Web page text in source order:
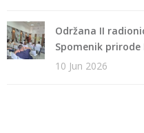
Održana II
Spomenik prirode
10 Jun 2026